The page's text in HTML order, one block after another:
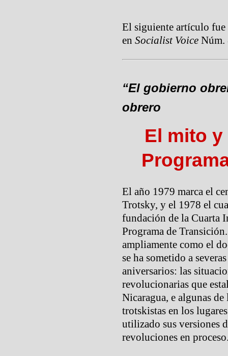
El siguiente artículo
en Socialist Voice Núm.
“El gobierno
obrero
El mito
El año 1979 marca el
Trotsky, y el 1978 el
fundación de la Cuarta
Programa de
ampliamente como el
se ha sometido a
aniversarios: las
revolucionarias que
Nicaragua, e algunas
trotskistas en los
utilizado sus versiones
revoluciones en